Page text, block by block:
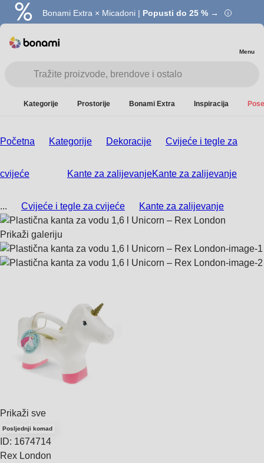
Bonami Extra × Micadoni | Popusti do 25 % →
Menu
Kategorije Prostorije Bonami Extra Inspiracija
Početna Kategorije Dekoracije Cvijeće i tegle za
cvijeće Kante za zalijevanjeKante za zalijevanje
... Cvijeće i tegle za cvijeće Kante za zalijevanje
Prikaži galeriju
Prikaži sve
Posljednji komad
ID: 1674714
Rex London